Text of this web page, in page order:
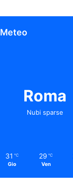
Meteo
Roma
Nubi sparse
31 ℃
Gio
29 ℃
Ven